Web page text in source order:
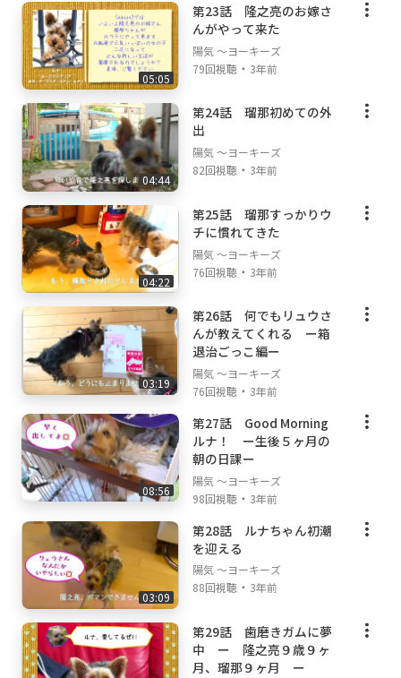
05:05
第23話 隆之亮のお嫁さ
んがやって来た
陽気 ～ヨーキーズ
79回視聴 ・ 3年前
04:44
第24話 瑠那初めての外
出
陽気 ～ヨーキーズ
82回視聴 ・ 3年前
04:22
第25話 瑠那すっかりウ
チに慣れてきた
陽気 ～ヨーキーズ
76回視聴 ・ 3年前
03:19
第26話 何でもリュウさ
んが教えてくれる ー箱
退治ごっこ編ー
陽気 ～ヨーキーズ
76回視聴 ・ 3年前
08:56
第27話 Good Morning
ルナ！ ー生後５ヶ月の
朝の日課ー
陽気 ～ヨーキーズ
98回視聴 ・ 3年前
03:09
第28話 ルナちゃん初潮
を迎える
陽気 ～ヨーキーズ
88回視聴 ・ 3年前
第29話 歯磨きガムに夢
中 ー 隆之亮９歳９ヶ
月、瑠那９ヶ月 ー